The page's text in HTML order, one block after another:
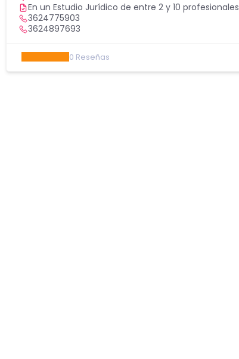
En un Estudio Jurídico de entre 2 y 10 profesionales
3624775903
3624897693
0 Reseñas